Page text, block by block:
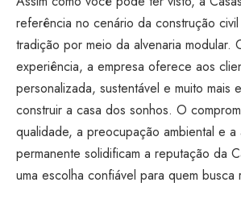
referência no cenário da construção
tradição por meio da alvenaria modular.
experiência, a empresa oferece aos
personalizada, sustentável e muito mais
construir a casa dos sonhos. O
qualidade, a preocupação ambiental e a
permanente solidificam a reputação da
uma escolha confiável para quem busca